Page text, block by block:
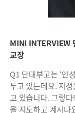
MINI INTERVIEW
교장
Q1 단대부고는 ‘인
두고 있는데요. 지성
고 있습니다. 그렇다
을 지도하고 계시나